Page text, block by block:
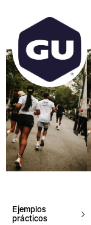
Ejemplos
prácticos